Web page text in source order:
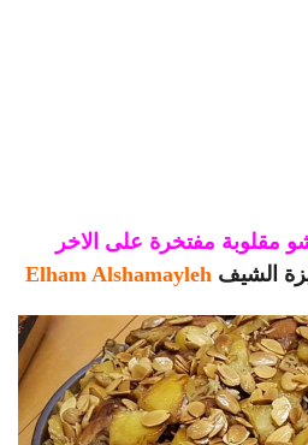
مقلوبة مفتخرة على الاخر
الشيف Elham Alshamayleh